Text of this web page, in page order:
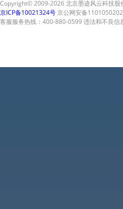
Copyright© 2009-2026 北京墨迹风云科技股
京ICP备10021324号京公网安备
客服服务热线：400-880-0599 违法和不良